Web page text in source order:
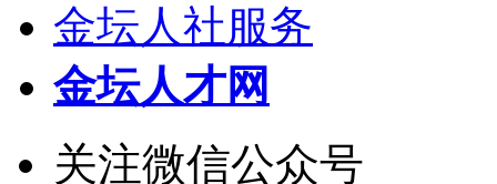
金坛人社服务
金坛人才网
关注微信公众号